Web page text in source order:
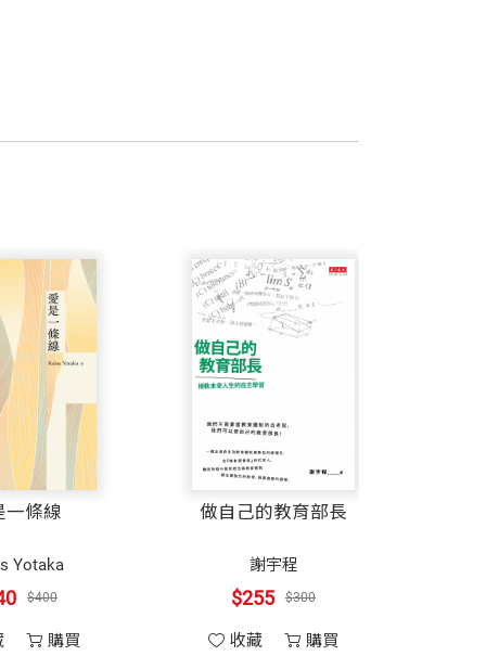
周成功
生重大損傷，那麼事情倒也簡單：這個
的蛋白質功能仍在，這些變異就會藉
質功能發生一點輕微變化，這些變化
異的基因由父母傳給子女後，便形成
測哪些人未來是否有得病的可能，同
十億個遺傳密碼；如何在茫茫的基因
近年最受人注目的，是於一九九０年初
導基因研究的現況，而獲得華爾街日報
，專事科學書籍翻譯、寫作。
時成合著）獲行政院新聞局第二屆小
中國大陸第四屆全國優秀科普作品獎
一條線
Yotaka
$400
購買
做自己的教育部長
謝宇程
$255 $300
收藏 購買